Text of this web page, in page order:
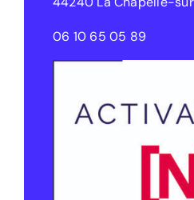
06 10 65 05 89